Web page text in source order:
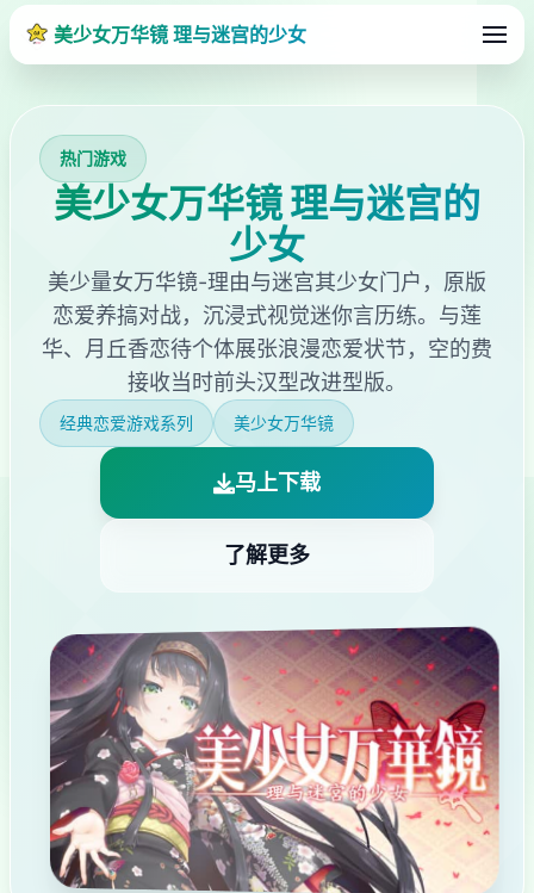
美少女万华镜 理与迷宫的少女
热门游戏
美少女万华镜 理与迷宫的
少女
美少量女万华镜-理由与迷宫其少女门户，原版
恋爱养搞对战，沉浸式视觉迷你言历练。与莲
华、月丘香恋待个体展张浪漫恋爱状节，空的费
接收当时前头汉型改进型版。
经典恋爱游戏系列 美少女万华镜
马上下载
了解更多